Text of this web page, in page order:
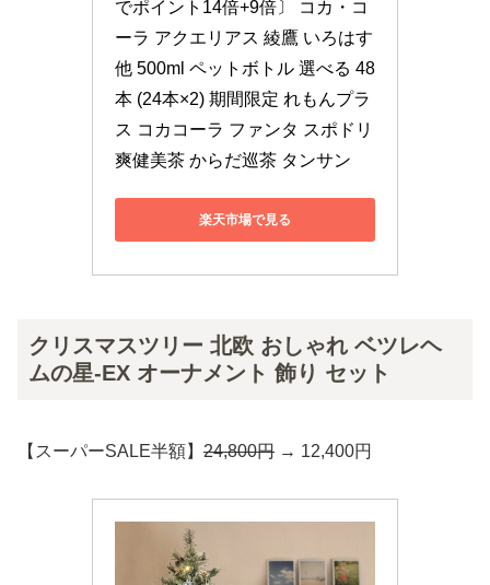
でポイント14倍+9倍〕 コカ・コ
ーラ アクエリアス 綾鷹 いろはす
他 500ml ペットボトル 選べる 48
本 (24本×2) 期間限定 れもんプラ
ス コカコーラ ファンタ スポドリ
爽健美茶 からだ巡茶 タンサン
楽天市場で見る
クリスマスツリー 北欧 おしゃれ ベツレヘ
ムの星-EX オーナメント 飾り セット
【スーパーSALE半額】 24,800円 → 12,400円